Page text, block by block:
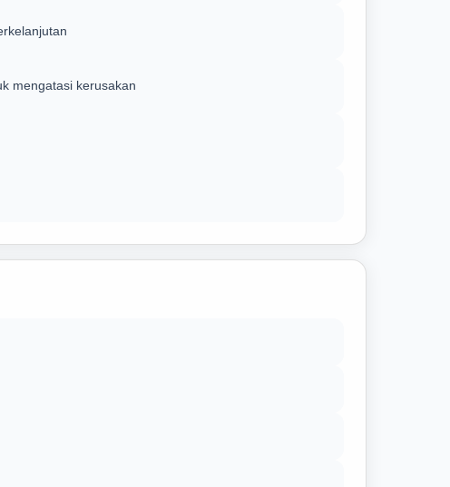
mengatasi kerusakan